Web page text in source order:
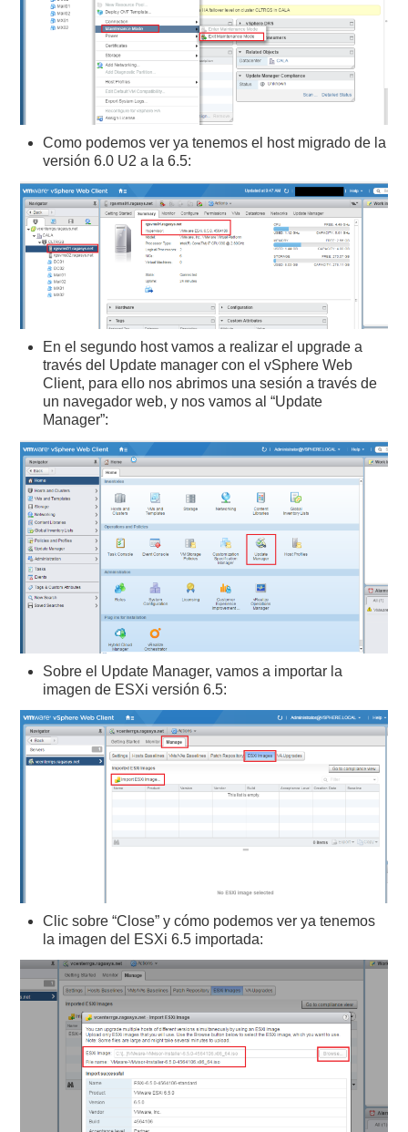
Como podemos ver ya tenemos el host migrado de la
versión 6.0 U2 a la 6.5:
En el segundo host vamos a realizar el upgrade a
través del Update manager con el vSphere Web
Client, para ello nos abrimos una sesión a través de
un navegador web, y nos vamos al “Update
Manager”:
Sobre el Update Manager, vamos a importar la
imagen de ESXi versión 6.5:
Clic sobre “Close” y cómo podemos ver ya tenemos
la imagen del ESXi 6.5 importada: